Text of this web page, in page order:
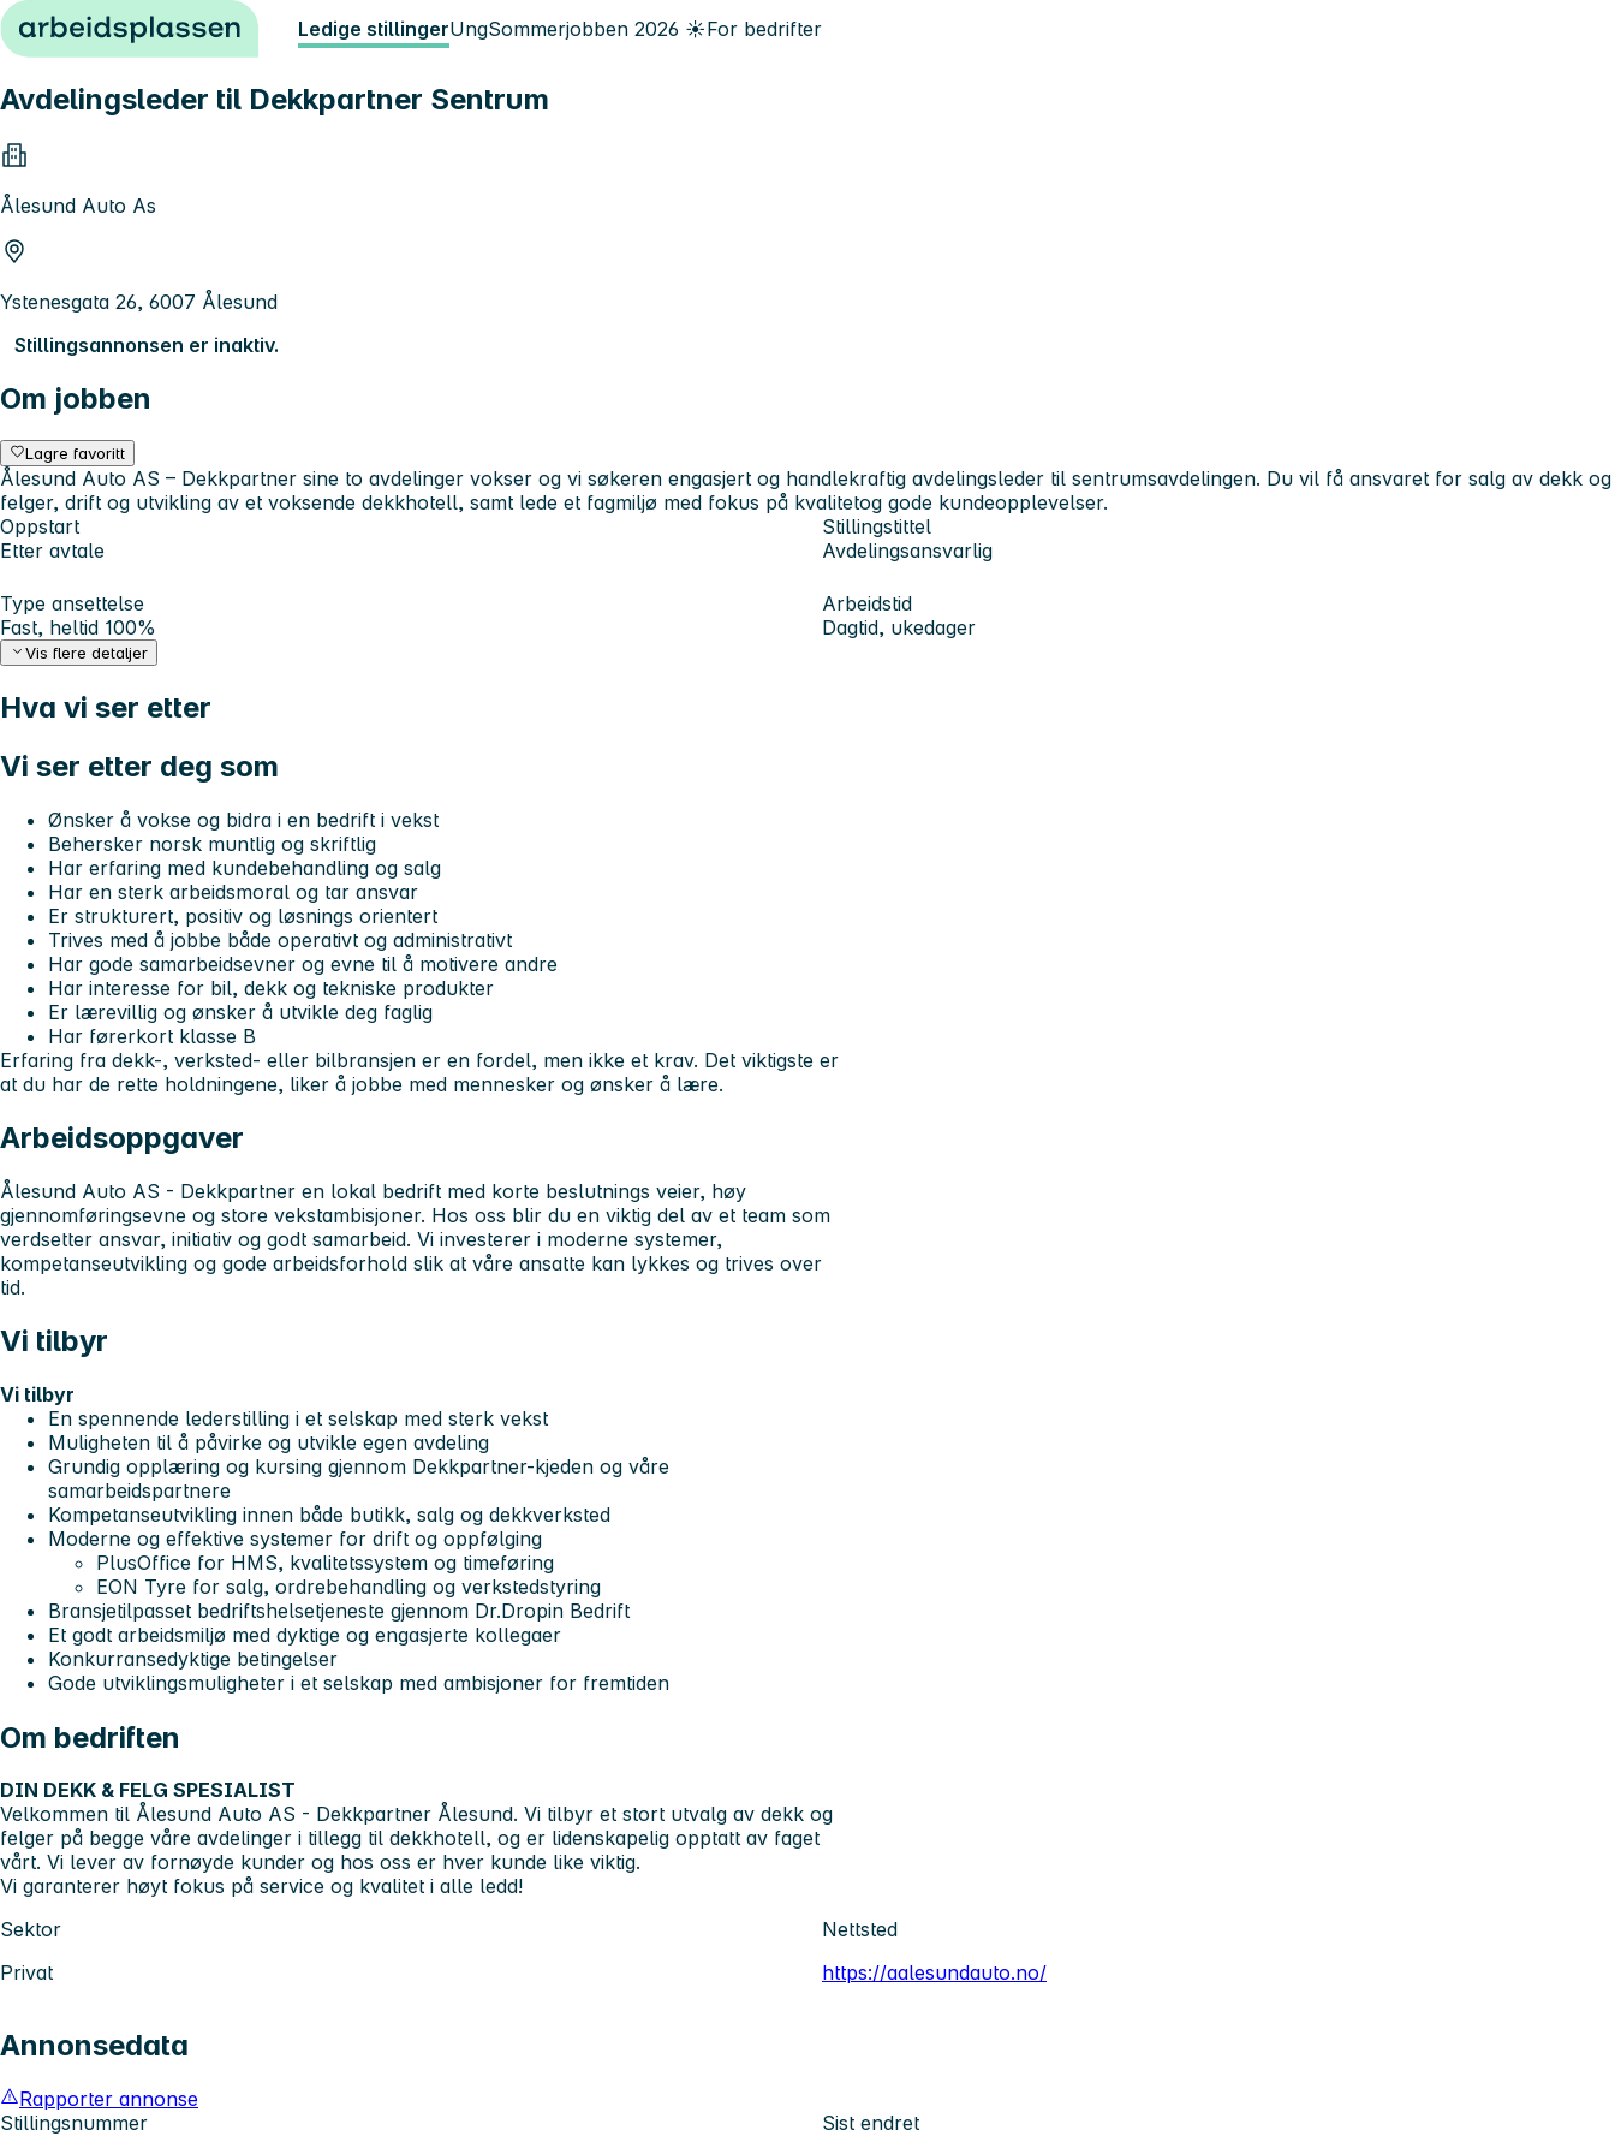
Hopp til innhold Ledige stillingerUngSommerjobben 2026 ☀️For bedrifter
Avdelingsleder til Dekkpartner Sentrum
Ålesund Auto As
Ystenesgata 26, 6007 Ålesund
Stillingsannonsen er inaktiv.
Om jobben
Lagre favoritt
Ålesund Auto AS – Dekkpartner sine to avdelinger vokser og vi søkeren engasjert og handlekraftig avdelingsleder til sentrumsavdelingen. Du vil få ansvaret for salg av dekk og
felger, drift og utvikling av et voksende dekkhotell, samt lede et fagmiljø med fokus på kvalitetog gode kundeopplevelser.
Oppstart
Etter avtale
Stillingstittel
Avdelingsansvarlig
Type ansettelse
Fast, heltid 100%
Arbeidstid
Dagtid, ukedager
Vis flere detaljer
Hva vi ser etter
Vi ser etter deg som
Ønsker å vokse og bidra i en bedrift i vekst
Behersker norsk muntlig og skriftlig
Har erfaring med kundebehandling og salg
Har en sterk arbeidsmoral og tar ansvar
Er strukturert, positiv og løsnings orientert
Trives med å jobbe både operativt og administrativt
Har gode samarbeidsevner og evne til å motivere andre
Har interesse for bil, dekk og tekniske produkter
Er lærevillig og ønsker å utvikle deg faglig
Har førerkort klasse B
Erfaring fra dekk-, verksted- eller bilbransjen er en fordel, men ikke et krav. Det viktigste er
at du har de rette holdningene, liker å jobbe med mennesker og ønsker å lære.
Arbeidsoppgaver
Ålesund Auto AS - Dekkpartner en lokal bedrift med korte beslutnings veier, høy
gjennomføringsevne og store vekstambisjoner. Hos oss blir du en viktig del av et team som
verdsetter ansvar, initiativ og godt samarbeid. Vi investerer i moderne systemer,
kompetanseutvikling og gode arbeidsforhold slik at våre ansatte kan lykkes og trives over
tid.
Vi tilbyr
Vi tilbyr
En spennende lederstilling i et selskap med sterk vekst
Muligheten til å påvirke og utvikle egen avdeling
Grundig opplæring og kursing gjennom Dekkpartner-kjeden og våre
samarbeidspartnere
Kompetanseutvikling innen både butikk, salg og dekkverksted
Moderne og effektive systemer for drift og oppfølging
PlusOffice for HMS, kvalitetssystem og timeføring
EON Tyre for salg, ordrebehandling og verkstedstyring
Bransjetilpasset bedriftshelsetjeneste gjennom Dr.Dropin Bedrift
Et godt arbeidsmiljø med dyktige og engasjerte kollegaer
Konkurransedyktige betingelser
Gode utviklingsmuligheter i et selskap med ambisjoner for fremtiden
Om bedriften
DIN DEKK & FELG SPESIALIST
Velkommen til Ålesund Auto AS - Dekkpartner Ålesund. Vi tilbyr et stort utvalg av dekk og
felger på begge våre avdelinger i tillegg til dekkhotell, og er lidenskapelig opptatt av faget
vårt. Vi lever av fornøyde kunder og hos oss er hver kunde like viktig.
Vi garanterer høyt fokus på service og kvalitet i alle ledd!
Sektor
Privat
Nettsted
https://aalesundauto.no/
Annonsedata
Rapporter annonse
Stillingsnummer
Sist endret